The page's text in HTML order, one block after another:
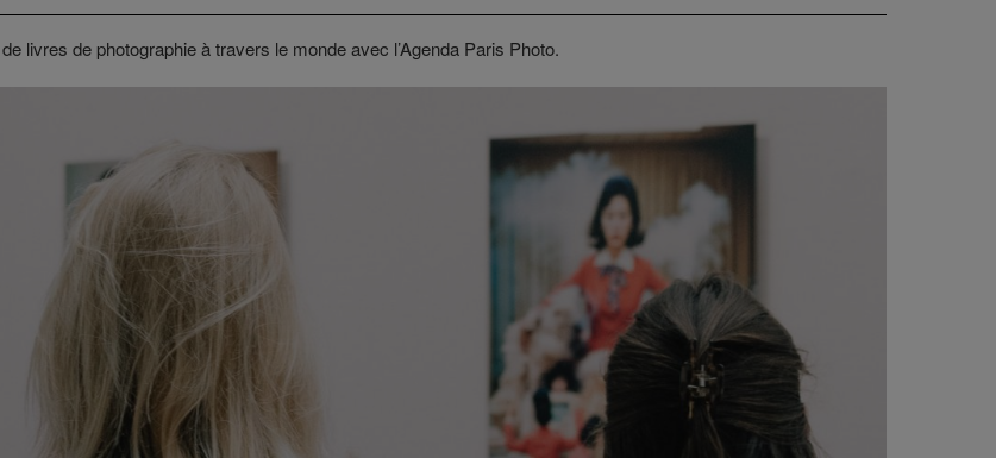
livres de photographie à travers le monde avec l’Agenda Paris Photo.